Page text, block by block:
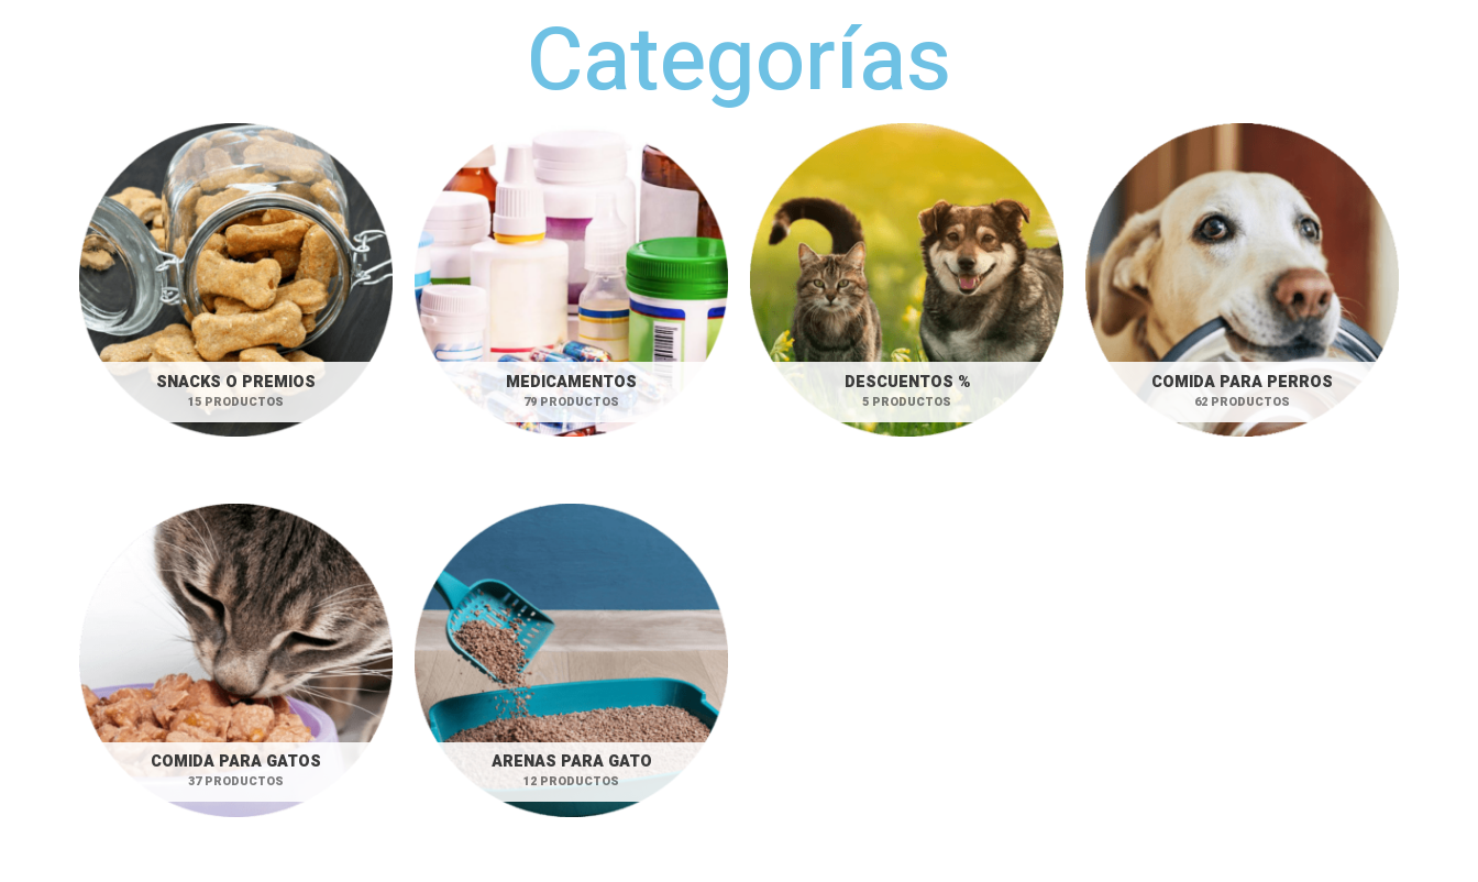
Categorías
SNACKS O PREMIOS
15 PRODUCTOS
MEDICAMENTOS
79 PRODUCTOS
DESCUENTOS %
5 PRODUCTOS
COMIDA PARA PERROS
62 PRODUCTOS
COMIDA PARA GATOS
37 PRODUCTOS
ARENAS PARA GATO
12 PRODUCTOS